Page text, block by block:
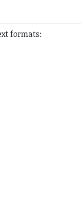
formats: